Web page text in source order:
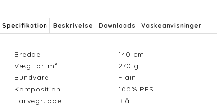
Specifikation Beskrivelse Downloads Vaskeanvisninger
Bredde 140 cm
Vægt pr. m²
270 g
Bundvare
Plain
Komposition
100% PES
Farvegruppe
Blå